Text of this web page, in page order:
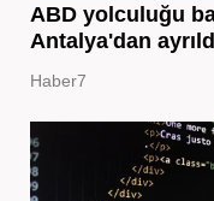
ABD yolculuğu
Antalya'dan
Haber7